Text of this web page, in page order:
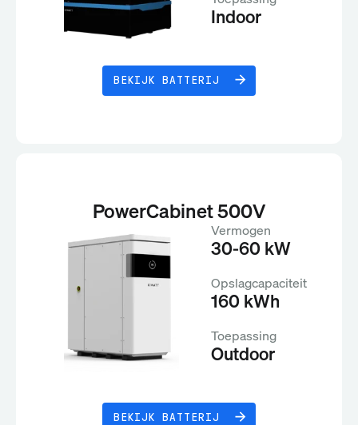
Indoor
BEKIJK BATTERIJ
PowerCabinet 500V
Vermogen
30-60 kW
Opslagcapaciteit
160 kWh
Toepassing
Outdoor
BEKIJK BATTERIJ